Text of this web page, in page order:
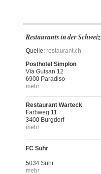
Restaurants in der Schweiz
Quelle: restaurant.ch
Posthotel Simplon
Via Guisan 12
6900 Paradiso
mehr
Restaurant Warteck
Farbweg 11
3400 Burgdorf
mehr
FC Suhr
5034 Suhr
mehr